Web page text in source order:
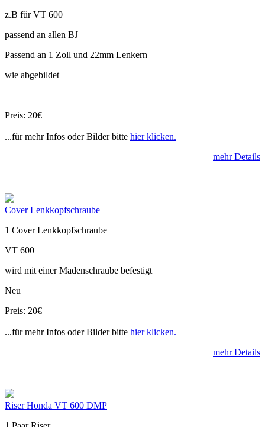
z.B für VT 600
passend an allen BJ
Passend an 1 Zoll und 22mm Lenkern
wie abgebildet
Preis: 20€
...für mehr Infos oder Bilder bitte hier klicken.
mehr Details
Cover Lenkkopfschraube
1 Cover Lenkkopfschraube
VT 600
wird mit einer Madenschraube befestigt
Neu
Preis: 20€
...für mehr Infos oder Bilder bitte hier klicken.
mehr Details
Riser Honda VT 600 DMP